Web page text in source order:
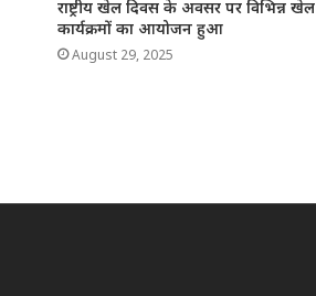
राष्ट्रीय खेल दिवस के अवसर पर विभिन्न खेल
कार्यक्रमों का आयोजन हुआ
August 29, 2025